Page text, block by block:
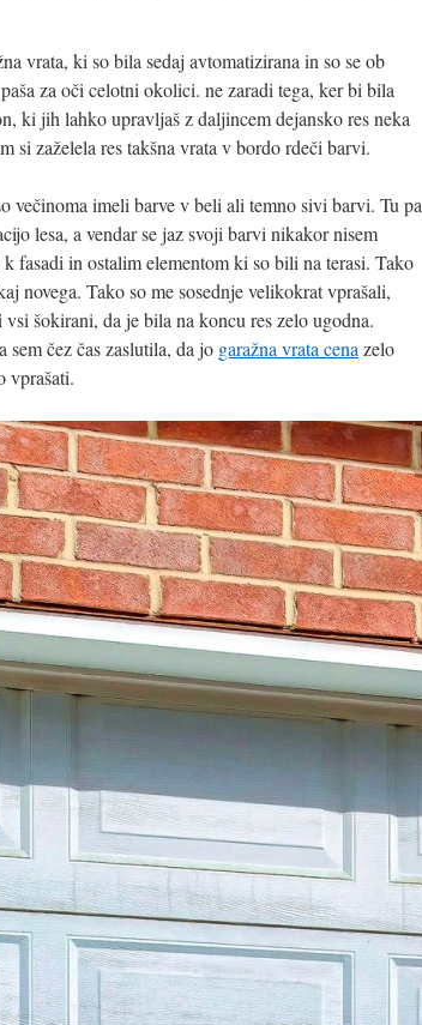
vrata, ki so bila sedaj avtomatizirana in so se ob
za oči celotni okolici. ne zaradi tega, ker bi bila
ki jih lahko upravljaš z daljincem dejansko res neka
si zaželela res takšna vrata v bordo rdeči barvi.
večinoma imeli barve v beli ali temno sivi barvi. Tu pa
lesa, a vendar se jaz svoji barvi nikakor nisem
fasadi in ostalim elementom ki so bili na terasi. Tako
novega. Tako so me sosednje velikokrat vprašali,
šokirani, da je bila na koncu res zelo ugodna.
sem čez čas zaslutila, da jo garažna vrata cena zelo
vprašati.